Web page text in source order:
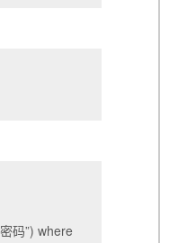
码”) where